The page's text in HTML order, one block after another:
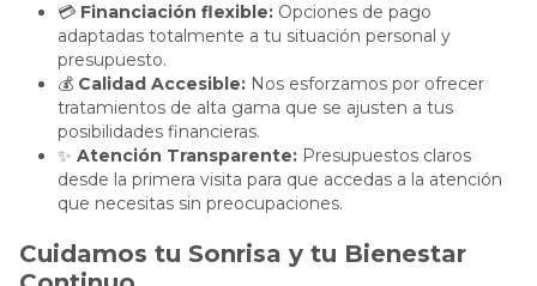
💳 Financiación flexible: Opciones de pago
adaptadas totalmente a tu situación personal y
presupuesto.
💰 Calidad Accesible: Nos esforzamos por ofrecer
tratamientos de alta gama que se ajusten a tus
posibilidades financieras.
✨ Atención Transparente: Presupuestos claros
desde la primera visita para que accedas a la atención
que necesitas sin preocupaciones.
Cuidamos tu Sonrisa y tu Bienestar